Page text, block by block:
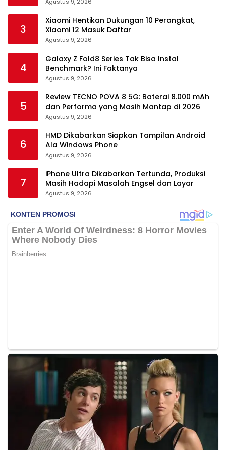
3
Xiaomi Hentikan Dukungan 10 Perangkat,
Xiaomi 12 Masuk Daftar
Agustus 9, 2026
4
Galaxy Z Fold8 Series Tak Bisa Instal
Benchmark? Ini Faktanya
Agustus 9, 2026
5
Review TECNO POVA 8 5G: Baterai 8.000 mAh
dan Performa yang Masih Mantap di 2026
Agustus 9, 2026
6
HMD Dikabarkan Siapkan Tampilan Android
Ala Windows Phone
Agustus 9, 2026
7
iPhone Ultra Dikabarkan Tertunda, Produksi
Masih Hadapi Masalah Engsel dan Layar
Agustus 9, 2026